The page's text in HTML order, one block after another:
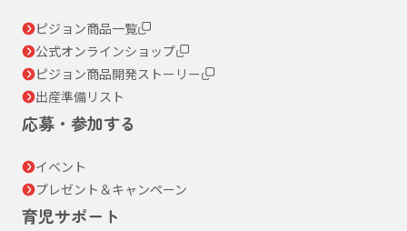
ピジョン商品一覧
公式オンラインショップ
ピジョン商品開発ストーリー
出産準備リスト
応募・参加する
イベント
プレゼント＆キャンペーン
育児サポート